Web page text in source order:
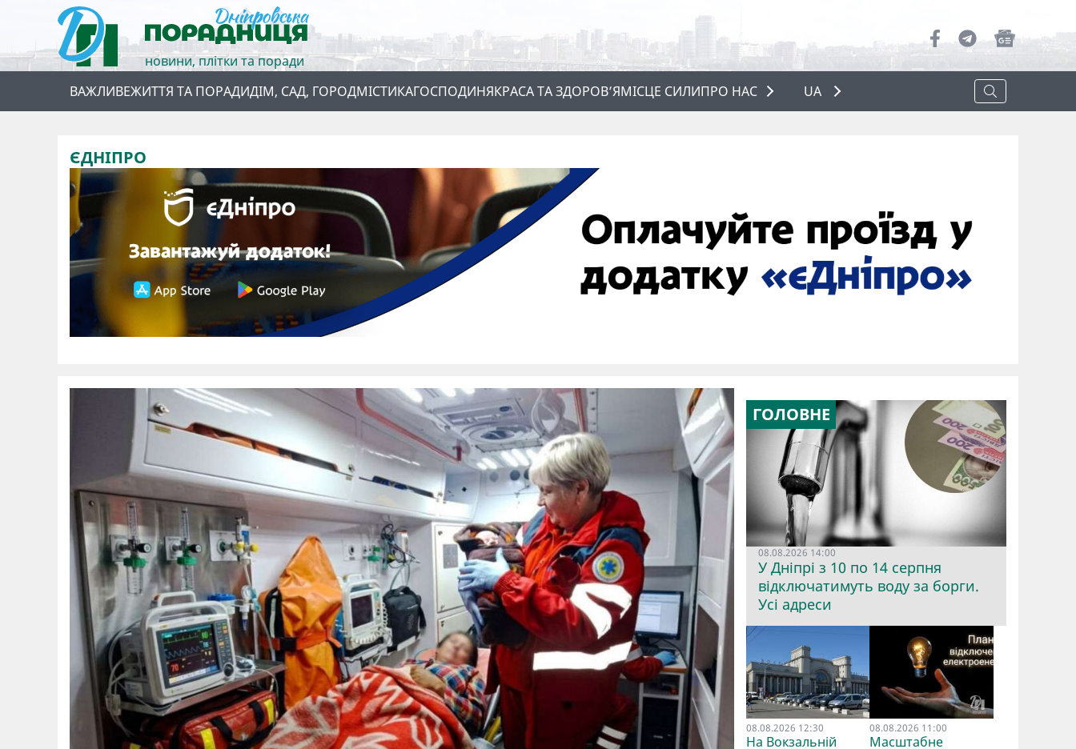
новини, плітки та поради
ВАЖЛИВЕЖИТТЯ ТА ПОРАДИДІМ, САД, ГОРОДМІСТИКАГОСПОДИНЯКРАСА ТА ЗДОРОВ’ЯМІСЦЕ СИЛИПРО НАС
ПРО НАС
UA
ЄДНІПРО
ГОЛОВНЕ
08.08.2026 14:00
У Дніпрі з 10 по 14 серпня
відключатимуть воду за борги.
Усі адреси
08.08.2026 12:30
На Вокзальній
08.08.2026 11:00
Масштабне